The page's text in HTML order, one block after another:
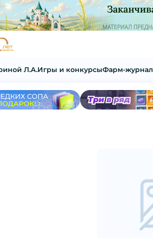
Л.А.Игры и конкурсыФарм-журнал